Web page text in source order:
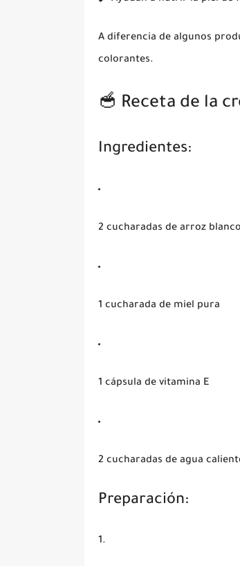
A diferencia de algunos
colorantes.
🥣 Receta de la
Ingredientes:
2 cucharadas de arroz
1 cucharada de miel pura
1 cápsula de vitamina E
2 cucharadas de agua
Preparación: